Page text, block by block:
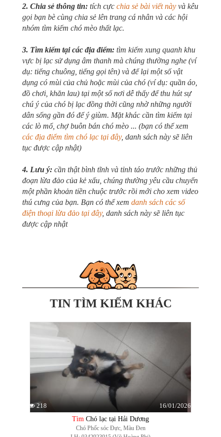
2. Chia sẻ thông tin: tích cực chia sẻ bài viết này và kêu
gọi bạn bè cùng chia sẻ lên trang cá nhân và các hội
nhóm tìm kiếm chó mèo thất lạc.
3. Tìm kiếm tại các địa điểm: tìm kiếm xung quanh khu
vực bị lạc sử dụng âm thanh mà chúng thường nghe (ví
dụ: tiếng chuông, tiếng gọi tên) và để lại một số vật
dụng có mùi của chủ hoặc mùi của chó (ví dụ: quần áo,
đồ chơi, khăn lau) tại một số nơi dễ thấy để thu hút sự
chú ý của chó bị lạc đồng thời cũng nhờ những người
dân sống gần đó để ý giùm. Mặt khác cần tìm kiếm tại
các lò mổ, chợ buôn bán chó mèo ... (bạn có thể xem
các địa điểm tìm chó lạc tại đây, danh sách này sẽ liên
tục được cập nhật)
4. Lưu ý: cần thật bình tĩnh và tỉnh táo trước những thủ
đoạn lừa đảo của kẻ xấu, chúng thường yêu cầu chuyển
một phần khoản tiền chuộc trước rồi mới cho xem video
thú cưng của bạn. Bạn có thể xem danh sách các số
điện thoại lừa đảo tại đây, danh sách này sẽ liên tục
được cập nhật
TIN TÌM KIẾM KHÁC
218
16/01/2026
Tìm Chó lạc tại Hải Dương
Chó Phốc sóc Đực, Màu Đen